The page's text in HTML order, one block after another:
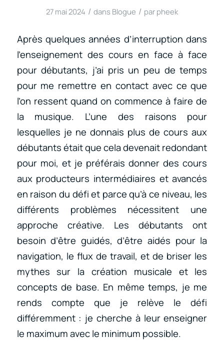
27 mai 2024 / dans Blogue / par pheek
Après quelques années d’interruption dans
l’enseignement des cours en face à face
pour débutants, j’ai pris un peu de temps
pour me remettre en contact avec ce que
l’on ressent quand on commence à faire de
la musique. L’une des raisons pour
lesquelles je ne donnais plus de cours aux
débutants était que cela devenait redondant
pour moi, et je préférais donner des cours
aux producteurs intermédiaires et avancés
en raison du défi et parce qu’à ce niveau, les
différents problèmes nécessitent une
approche créative. Les débutants ont
besoin d’être guidés, d’être aidés pour la
navigation, le flux de travail, et de briser les
mythes sur la création musicale et les
concepts de base. En même temps, je me
rends compte que je relève le défi
différemment : je cherche à leur enseigner
le maximum avec le minimum possible.